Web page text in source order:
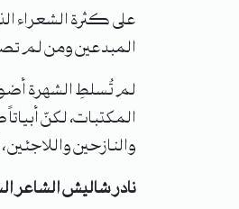
على كثرة الشعراء
المبدعين ومن لم
لم تُسلطِ الشهرة
المكتبات، لكنّ
والنازحين
نادر شاليش الشاعر